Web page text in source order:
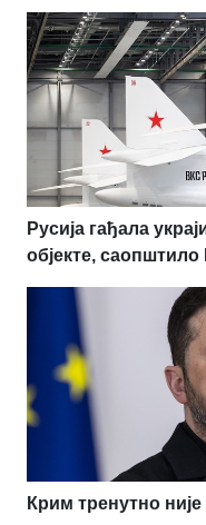
Русија гађала
објекте,
Крим тренутно